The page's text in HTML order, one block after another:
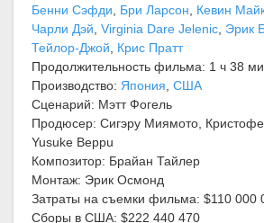
Бенни Сэфди, Бри Ларсон, Кевин
Чарли Дэй, Virginia Dare Jelenic, Эрик
Тейлор-Джой, Крис Пратт
Продолжительность фильма: 1 ч 38
Производство: Япония, США
Сценарий: Мэтт Фогель
Продюсер: Сигэру Миямото,
Yusuke Beppu
Композитор: Брайан Тайлер
Монтаж: Эрик Осмонд
Затраты на съемки фильма: $110 000
Сборы в США: $222 440 470